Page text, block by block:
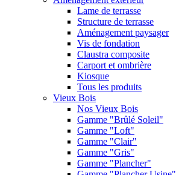
Lame de terrasse
Structure de terrasse
Aménagement paysager
Vis de fondation
Claustra composite
Carport et ombrière
Kiosque
Tous les produits
Vieux Bois
Nos Vieux Bois
Gamme "Brûlé Soleil"
Gamme "Loft"
Gamme "Clair"
Gamme "Gris"
Gamme "Plancher"